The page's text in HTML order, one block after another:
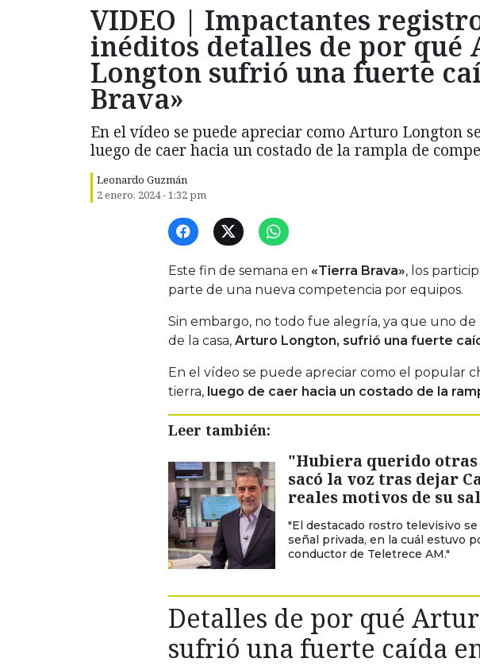
VIDEO | Impactantes
inéditos detalles de por qué
Longton sufrió una fuerte
Brava»
En el vídeo se puede apreciar como Arturo Longton
luego de caer hacia un costado de la rampla de
Leonardo Guzmán
2 enero, 2024 - 1:32 pm
Este fin de semana en «Tierra Brava», los
parte de una nueva competencia por equipos.
Sin embargo, no todo fue alegría, ya que uno
de la casa, Arturo Longton, sufrió una fuerte
En el vídeo se puede apreciar como el popular
tierra, luego de caer hacia un costado de la
Leer también:
"Hubiera querido
sacó la voz tras dejar
reales motivos de su
"El destacado rostro televisivo
señal privada, en la cuál estuvo
conductor de Teletrece AM."
Detalles de por qué
sufrió una fuerte caída